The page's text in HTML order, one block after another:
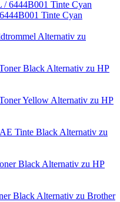
Tinte Cyan
Alternativ zu
Alternativ zu HP
Alternativ zu HP
Alternativ zu
Alternativ zu HP
Alternativ zu Brother